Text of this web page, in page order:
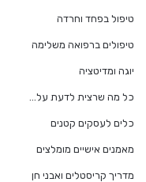
טיפול בפחד וחרדה
טיפולים ברפואה משלימה
יוגה ומדיטציה
כל מה שרצית לדעת על…
כלים לעסקים קטנים
מאמנים אישיים מומלצים
מדריך קריסטלים ואבני חן